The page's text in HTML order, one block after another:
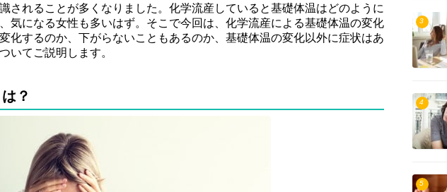
されることが多くなりました。化学流産していると基礎体温はどのように
気になる女性も多いはず。そこで今回は、化学流産による基礎体温の変化
化するのか、下がらないこともあるのか、基礎体温の変化以外に症状はあ
いてご説明します。
？
3
4
5